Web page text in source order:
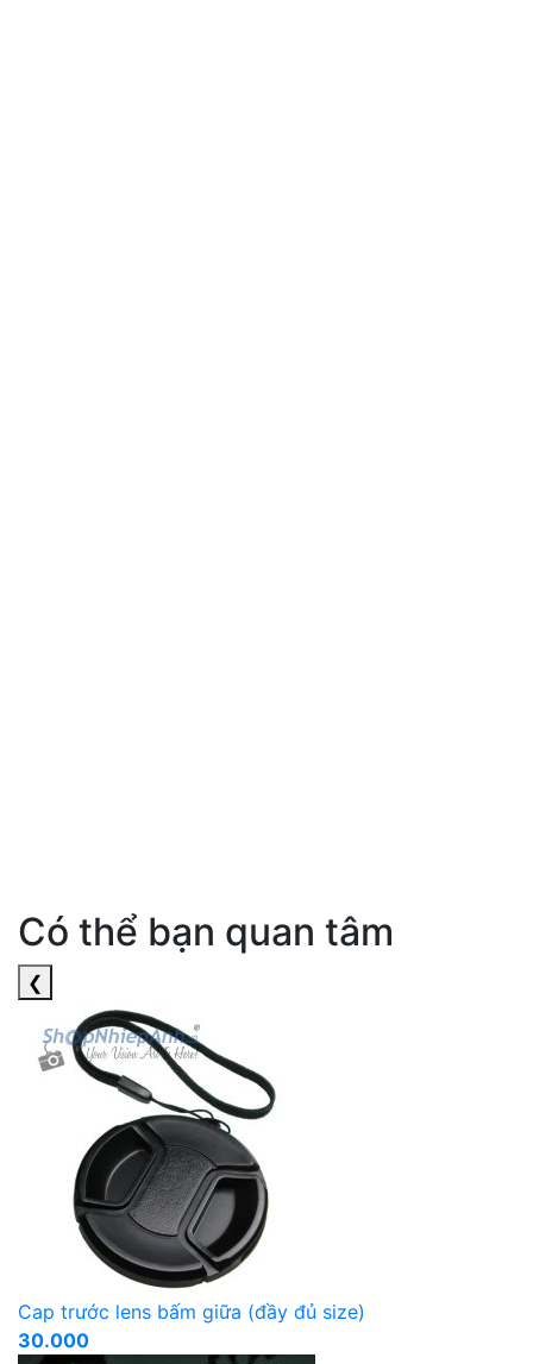
Có thể bạn quan tâm
❮
Cap trước lens bấm giữa (đầy đủ size)
30.000